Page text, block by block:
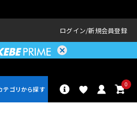
ログイン 新規会員登録
0